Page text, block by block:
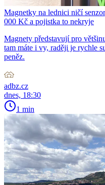
Magnetky na lednici ničí
000 Kč a pojistka to nekryje
Magnety představují pro
tam máte i vy, raději je rychle
peněz.
adbz.cz
dnes, 18:30
1 min